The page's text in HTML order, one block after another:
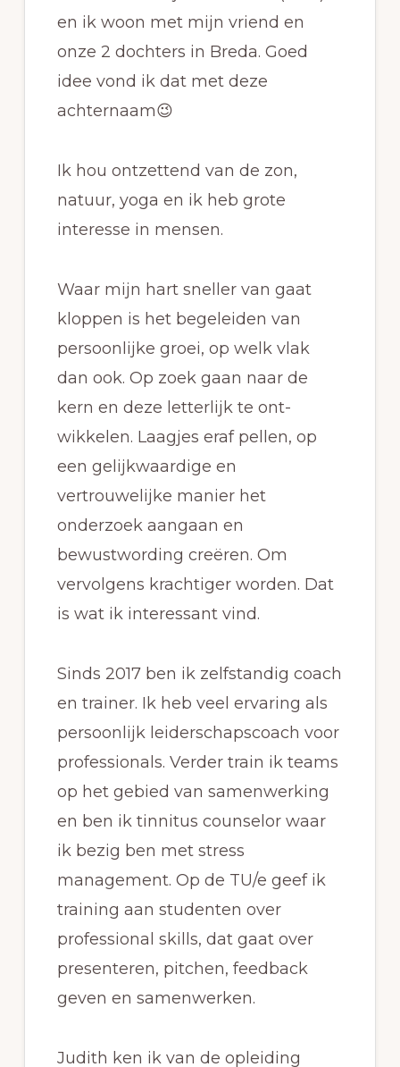
en ik woon met mijn vriend en
onze 2 dochters in Breda. Goed
idee vond ik dat met deze
achternaam😉
Ik hou ontzettend van de zon,
natuur, yoga en ik heb grote
interesse in mensen.
Waar mijn hart sneller van gaat
kloppen is het begeleiden van
persoonlijke groei, op welk vlak
dan ook. Op zoek gaan naar de
kern en deze letterlijk te ont-
wikkelen. Laagjes eraf pellen, op
een gelijkwaardige en
vertrouwelijke manier het
onderzoek aangaan en
bewustwording creëren. Om
vervolgens krachtiger worden. Dat
is wat ik interessant vind.
Sinds 2017 ben ik zelfstandig coach
en trainer. Ik heb veel ervaring als
persoonlijk leiderschapscoach voor
professionals. Verder train ik teams
op het gebied van samenwerking
en ben ik tinnitus counselor waar
ik bezig ben met stress
management. Op de TU/e geef ik
training aan studenten over
professional skills, dat gaat over
presenteren, pitchen, feedback
geven en samenwerken.
Judith ken ik van de opleiding